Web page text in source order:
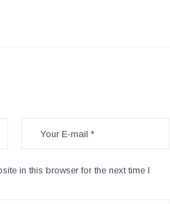
in this browser for the next time I